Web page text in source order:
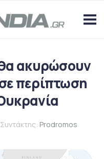
ακυρώσουν
περίπτωση
Prodromos